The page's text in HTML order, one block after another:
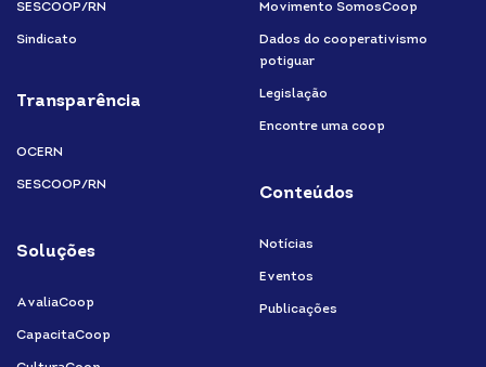
SESCOOP/RN
Sindicato
Transparência
OCERN
SESCOOP/RN
Soluções
AvaliaCoop
CapacitaCoop
Movimento SomosCoop
Dados do cooperativismo
potiguar
Legislação
Encontre uma coop
Conteúdos
Notícias
Eventos
Publicações